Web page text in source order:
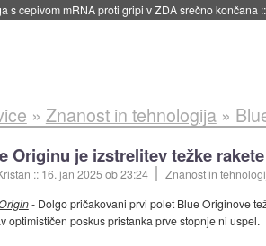
s cepivom mRNA proti gripi v ZDA srečno končana ::
» Znanost in tehnologija»
Originu je izstrelitev težke
:: 16. jan 2025ob 23:24 Znanost in
- Dolgo pričakovani prvi polet Blue Originove
optimističen poskus pristanka prve stopnje ni uspel.